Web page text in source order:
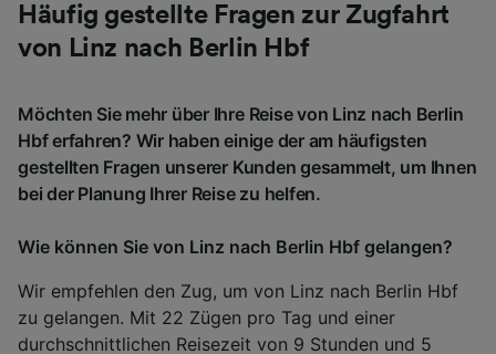
Häufig gestellte Fragen zur Zugfahrt
von Linz nach Berlin Hbf
Möchten Sie mehr über Ihre Reise von Linz nach Berlin
Hbf erfahren? Wir haben einige der am häufigsten
gestellten Fragen unserer Kunden gesammelt, um Ihnen
bei der Planung Ihrer Reise zu helfen.
Wie können Sie von Linz nach Berlin Hbf gelangen?
Wir empfehlen den Zug, um von Linz nach Berlin Hbf
zu gelangen. Mit 22 Zügen pro Tag und einer
durchschnittlichen Reisezeit von 9 Stunden und 5